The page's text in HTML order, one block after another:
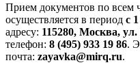
Прием документов по всем
осуществляется в период с
адресу: 115280, Москва,
телефон: 8 (495) 933 19 86.
почта: zayavka@mirq.ru.